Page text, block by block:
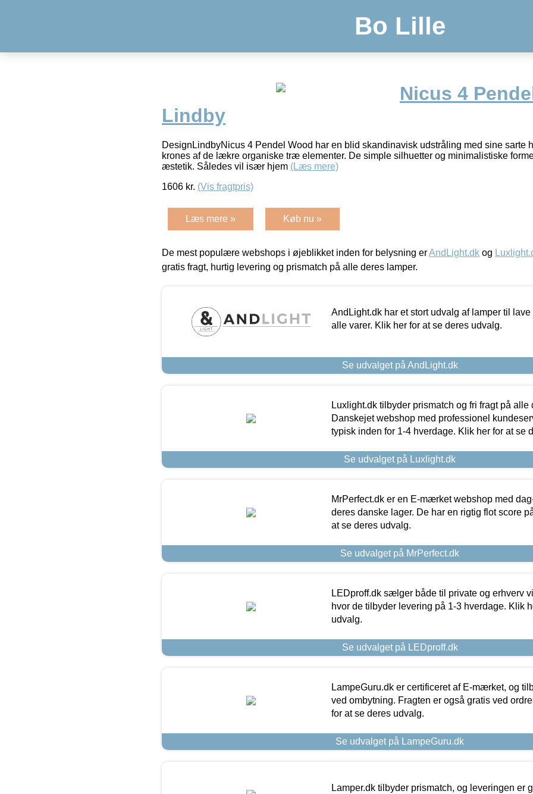
Bo Lille
Nicus 4
Lindby
DesignLindbyNicus 4 Pendel Wood har en blid skandinavisk udstråling med sine sarte
krones af de lækre organiske træ elementer. De simple silhuetter og minimalistiske
æstetik. Således vil især hjem (Læs mere)
1606 kr. (Vis fragtpris)
Læs mere » Køb nu »
De mest populære webshops i øjeblikket inden for belysning erAndLight.dk og
gratis fragt, hurtig levering og prismatch på alle deres lamper.
AndLight.dk har et stort udvalg af lamper til lave
alle varer. Klik her for at se deres udvalg.
Se udvalget på AndLight.dk
Luxlight.dk tilbyder prismatch og fri fragt på alle
Danskejet webshop med professionel
typisk inden for 1-4 hverdage. Klik her for at se
Se udvalget på Luxlight.dk
MrPerfect.dk er en E-mærket webshop med
deres danske lager. De har en rigtig flot score
at se deres udvalg.
Se udvalget på MrPerfect.dk
LEDproff.dk sælger både til private og erhverv
hvor de tilbyder levering på 1-3 hverdage. Klik
udvalg.
Se udvalget på LEDproff.dk
LampeGuru.dk er certificeret af E-mærket, og
ved ombytning. Fragten er også gratis ved
for at se deres udvalg.
Se udvalget på LampeGuru.dk
Lamper.dk tilbyder prismatch, og leveringen er